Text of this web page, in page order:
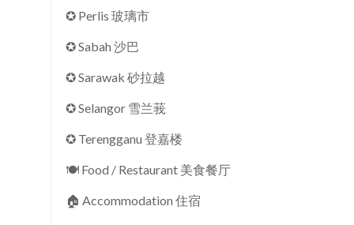
✪ Perlis 玻璃市
✪ Sabah 沙巴
✪ Sarawak 砂拉越
✪ Selangor 雪兰莪
✪ Terengganu 登嘉楼
🍽 Food / Restaurant 美食餐厅
🏠︎ Accommodation 住宿